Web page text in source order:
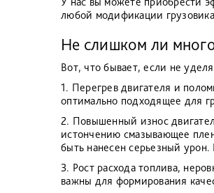
любой модификации
Не слишком ли
Вот, что бывает, если не
1. Перегрев двигателя и
оптимально подходящее для
2. Повышенный износ
истончению смазывающее
быть нанесен серьезный
3. Рост расхода топлива,
важны для формирования